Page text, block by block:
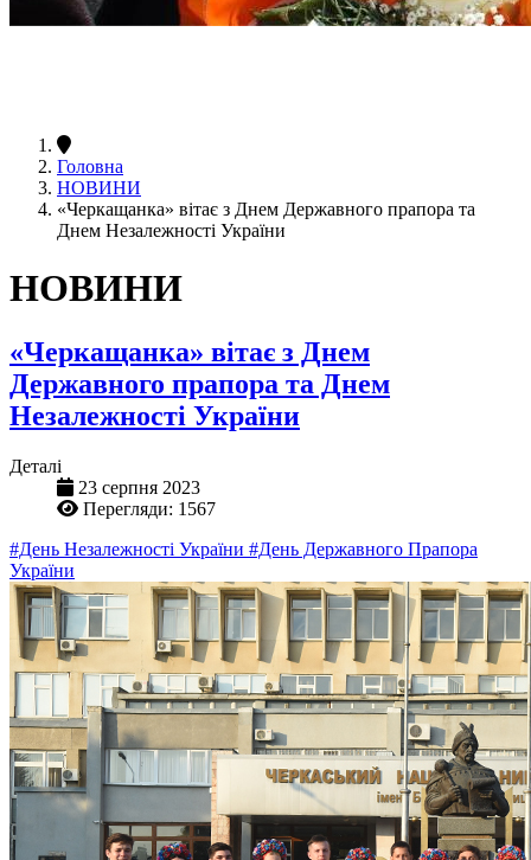
Головна
НОВИНИ
«Черкащанка» вітає з Днем Державного прапора та
Днем Незалежності України
НОВИНИ
«Черкащанка» вітає з Днем
Державного прапора та Днем
Незалежності України
Деталі
23 серпня 2023
Перегляди: 1567
#День Незалежності України #День Державного Прапора
України